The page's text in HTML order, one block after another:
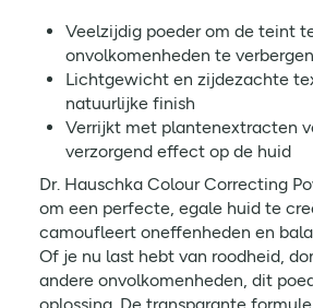
Veelzijdig poeder om de teint
onvolkomenheden te verbergen
Lichtgewicht en zijdezachte
natuurlijke finish
Verrijkt met plantenextracten
verzorgend effect op de huid
Dr. Hauschka Colour Correcting
om een perfecte, egale huid te
camoufleert oneffenheden en
Of je nu last hebt van roodheid,
andere onvolkomenheden, dit